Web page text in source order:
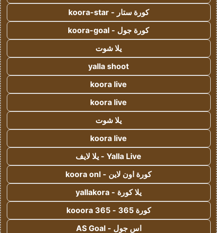
كورة ستار - koora-star
كورة جول - koora-goal
يلا شوت
yalla shoot
koora live
koora live
يلا شوت
koora live
Yalla Live - يلا لايف
كورة اون لاين - koora onl
يلا كورة - yallakora
كورة 365 - kooora 365
اس جول - AS Goal